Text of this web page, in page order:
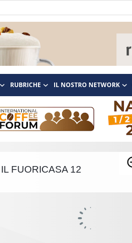
RUBRICHE IL NOSTRO NETWORK